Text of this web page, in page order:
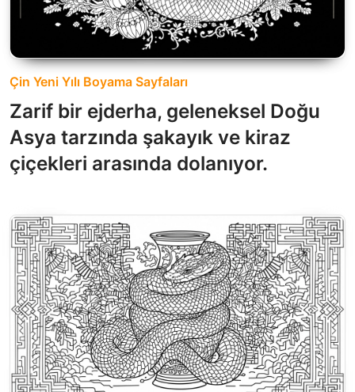
Çin Yeni Yılı Boyama Sayfaları
Zarif bir ejderha, geleneksel Doğu
Asya tarzında şakayık ve kiraz
çiçekleri arasında dolanıyor.